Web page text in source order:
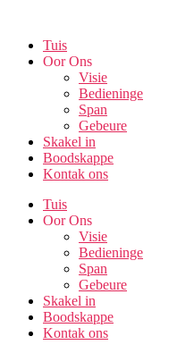
content
Tuis
Oor Ons
Visie
Bedieninge
Span
Gebeure
Skakel in
Boodskappe
Kontak ons
Tuis
Oor Ons
Visie
Bedieninge
Span
Gebeure
Skakel in
Boodskappe
Kontak ons